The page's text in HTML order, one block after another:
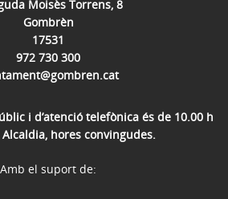
Moisès Torrens, 8
Gombrèn
17531
972 730 300
i d’atenció telefònica és de 10.00 h
hores convingudes.
Amb el suport de: